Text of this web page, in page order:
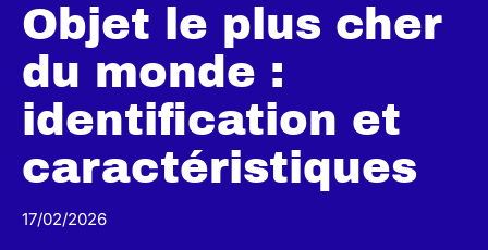
Objet le plus cher
du monde :
identification et
caractéristiques
17/02/2026